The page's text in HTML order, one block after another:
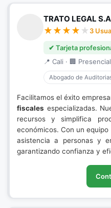
TRATO LEGAL
3
✔ Tarjeta
📍 Cali · 🏢
Abogado de
Facilitamos el éxito
fiscales especializadas.
recursos y simplifica
económicos. Con un
asistencia a personas y
garantizando confianza y